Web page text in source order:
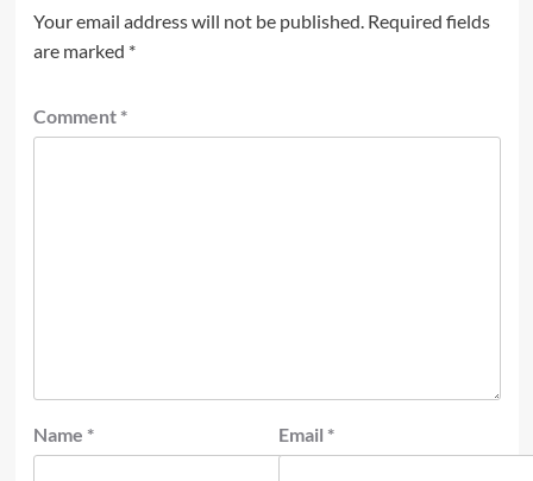
Your email address will not be published. Required fields
are marked *
Comment *
Name * Email *